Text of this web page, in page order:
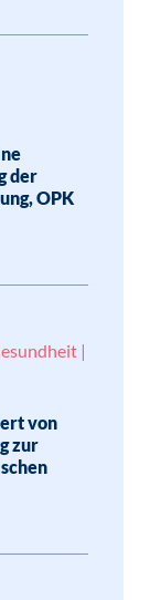
der
OPK
|
von
zur